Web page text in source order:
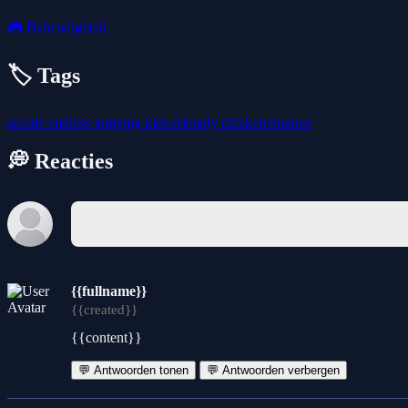
🎮 Behendigheid
🏷️ Tags
arcade endless jumping kids-friendly chicken bounce
💭 Reacties
{{fullname}}
{{created}}
{{content}}
💬 Antwoorden tonen 💬 Antwoorden verbergen